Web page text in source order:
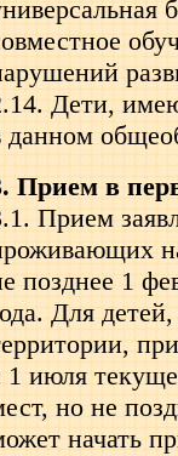
Дети,
данном
Прием в
Прием
позднее 1
Для
1 июля
но не
начать